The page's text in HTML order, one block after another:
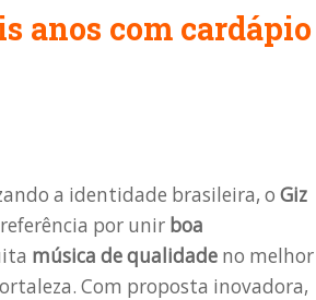
anos com cardápio
a identidade brasileira, o Giz
por unir boa
música de qualidade no melhor
Com proposta inovadora,